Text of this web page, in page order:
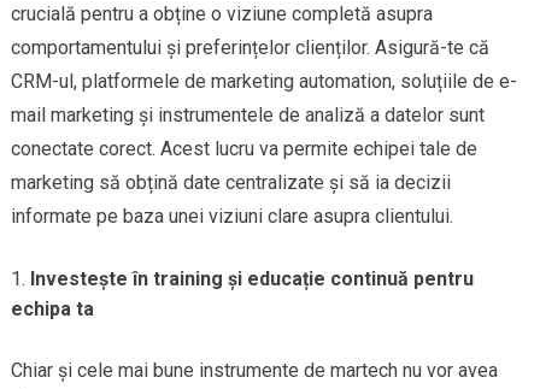
crucială pentru a obține o viziune completă asupra
comportamentului și preferințelor clienților. Asigură-te că
CRM-ul, platformele de marketing automation, soluțiile de e-
mail marketing și instrumentele de analiză a datelor sunt
conectate corect. Acest lucru va permite echipei tale de
marketing să obțină date centralizate și să ia decizii
informate pe baza unei viziuni clare asupra clientului.
Investește în training și educație continuă pentru
echipa ta
Chiar și cele mai bune instrumente de martech nu vor avea